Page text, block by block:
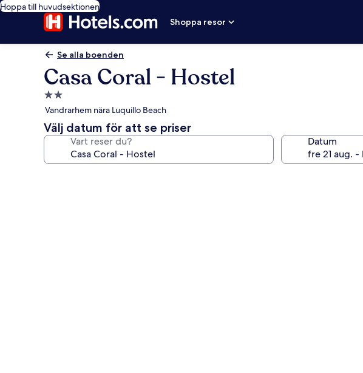
Hoppa till huvudsektionen
Shoppa resor
Se alla boenden
Casa Coral - Hostel
2.0-
stjärnigt
boende
Vandrarhem nära Luquillo Beach
Välj datum för att se priser
Vart reser du? Datum